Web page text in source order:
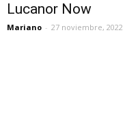
Lucanor Now
Mariano - 27 noviembre, 2022